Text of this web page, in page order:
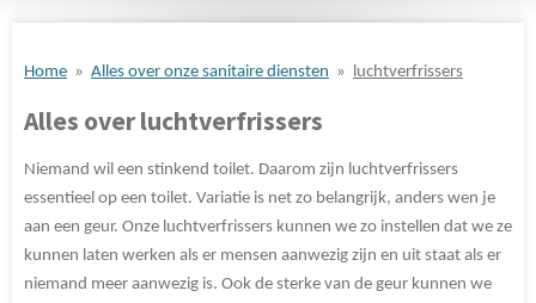
Home » Alles over onze sanitaire diensten » luchtverfrissers
Alles over luchtverfrissers
Niemand wil een stinkend toilet. Daarom zijn luchtverfrissers
essentieel op een toilet. Variatie is net zo belangrijk, anders wen je
aan een geur. Onze luchtverfrissers kunnen we zo instellen dat we ze
kunnen laten werken als er mensen aanwezig zijn en uit staat als er
niemand meer aanwezig is. Ook de sterke van de geur kunnen we